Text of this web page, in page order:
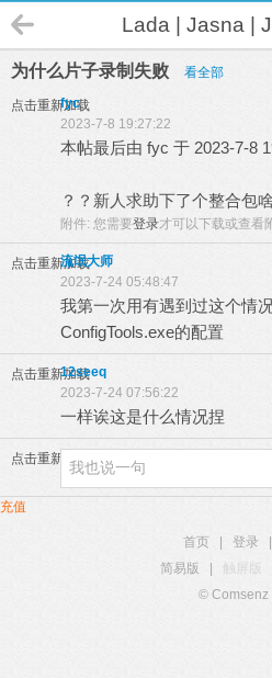
Lada | Jasna |
为什么片子录制失败 看全部
点击重新加载
fyc
2023-7-8 19:27:22
本帖最后由 fyc 于 2023-7-8
？？新人求助下了个整合包
附件: 您需要登录才可以下载或查看
点击重新加载
流氓大师
2023-7-24 05:48:47
我第一次用有遇到过这个情
ConfigTools.exe的配置
点击重新加载
12seeq
2023-7-24 07:56:22
一样诶这是什么情况捏
点击重新加载
充值
首页 登录
简易版
触屏版
© Comsenz